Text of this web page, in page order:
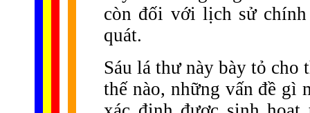
còn đối với lịch sử
quát.
Sáu lá thư này bày tỏ cho
thế nào, những vấn đề gì